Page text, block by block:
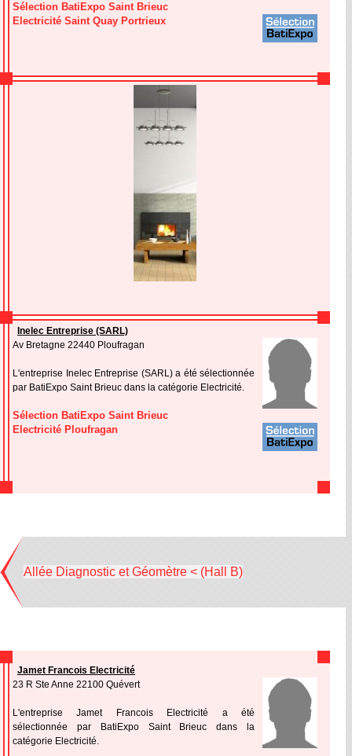
Sélection BatiExpo Saint Brieuc
Electricité Saint Quay Portrieux
Inelec Entreprise (SARL)
Av Bretagne 22440 Ploufragan
L'entreprise Inelec Entreprise (SARL) a été sélectionnée
par BatiExpo Saint Brieuc dans la catégorie Electricité.
Sélection BatiExpo Saint Brieuc
Electricité Ploufragan
Allée Diagnostic et Géomètre < (Hall B)
Jamet Francois Electricité
23 R Ste Anne 22100 Quévert
L'entreprise Jamet Francois Electricité a été
sélectionnée par BatiExpo Saint Brieuc dans la
catégorie Electricité.